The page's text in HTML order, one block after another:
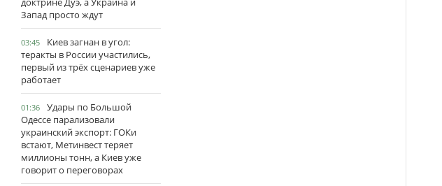
Запад просто ждут
03:45
Киев загнан в угол:
теракты в России участились,
первый из трёх сценариев уже
работает
01:36
Удары по Большой
Одессе парализовали
украинский экспорт: ГОКи
встают, Метинвест теряет
миллионы тонн, а Киев уже
говорит о переговорах